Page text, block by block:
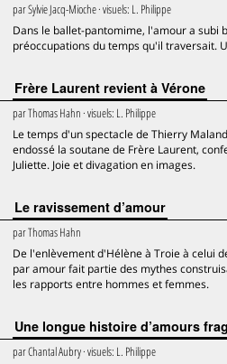
parSylvie Jacq-Mioche· visuels: L. Philippe
Dans le ballet-pantomime, l'amour a subi
préoccupations du temps qu'il traversait.
Frère Laurent revient à Vérone
parThomas Hahn · visuels: L. Philippe
Le temps d'un spectacle de Thierry
endossé la soutane de Frère Laurent,
Juliette. Joie et divagation en images.
Le ravissement d’amour
parThomas Hahn
De l'enlèvement d'Hélène à Troie à celui
par amour fait partie des mythes
les rapports entre hommes et femmes.
Une longue histoire d’amours
parChantal Aubry· visuels: L. Philippe